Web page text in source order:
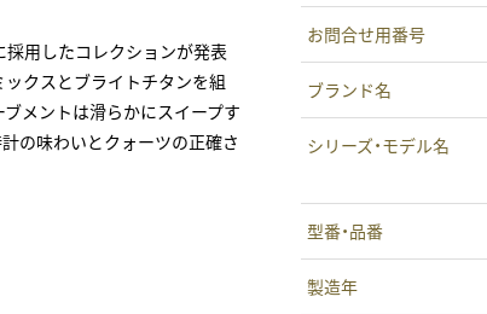
用したコレクションが発表
クスとブライトチタンを組
メントは滑らかにスイープす
の味わいとクォーツの正確さ
お問合せ用番号
ブランド名
シリーズ・モデル名
型番・品番
製造年